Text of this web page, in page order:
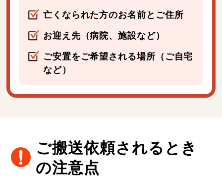
亡くなられた方のお名前とご住所
お迎え先（病院、施設など）
ご安置をご希望される場所（ご自宅
など）
ご搬送依頼されるとき
の注意点